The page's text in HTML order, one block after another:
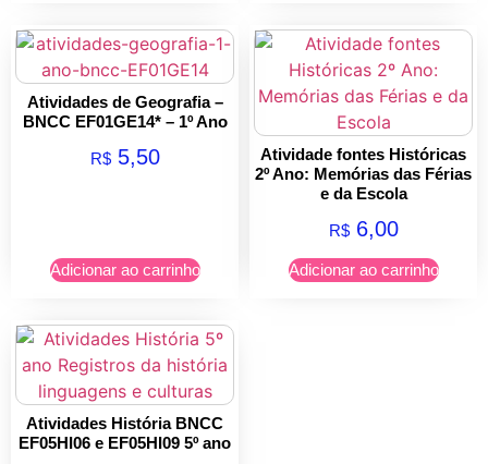
Atividades de Geografia –
BNCC EF01GE14* – 1º Ano
R$5,50
Adicionar ao carrinho
Atividade fontes Históricas
2º Ano: Memórias das Férias
e da Escola
R$6,00
Adicionar ao carrinho
Atividades História BNCC
EF05HI06 e EF05HI09 5º ano